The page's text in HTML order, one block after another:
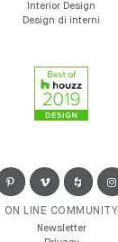
Interior Design
Design di interni
ON LINE COMMUNITY
Newsletter